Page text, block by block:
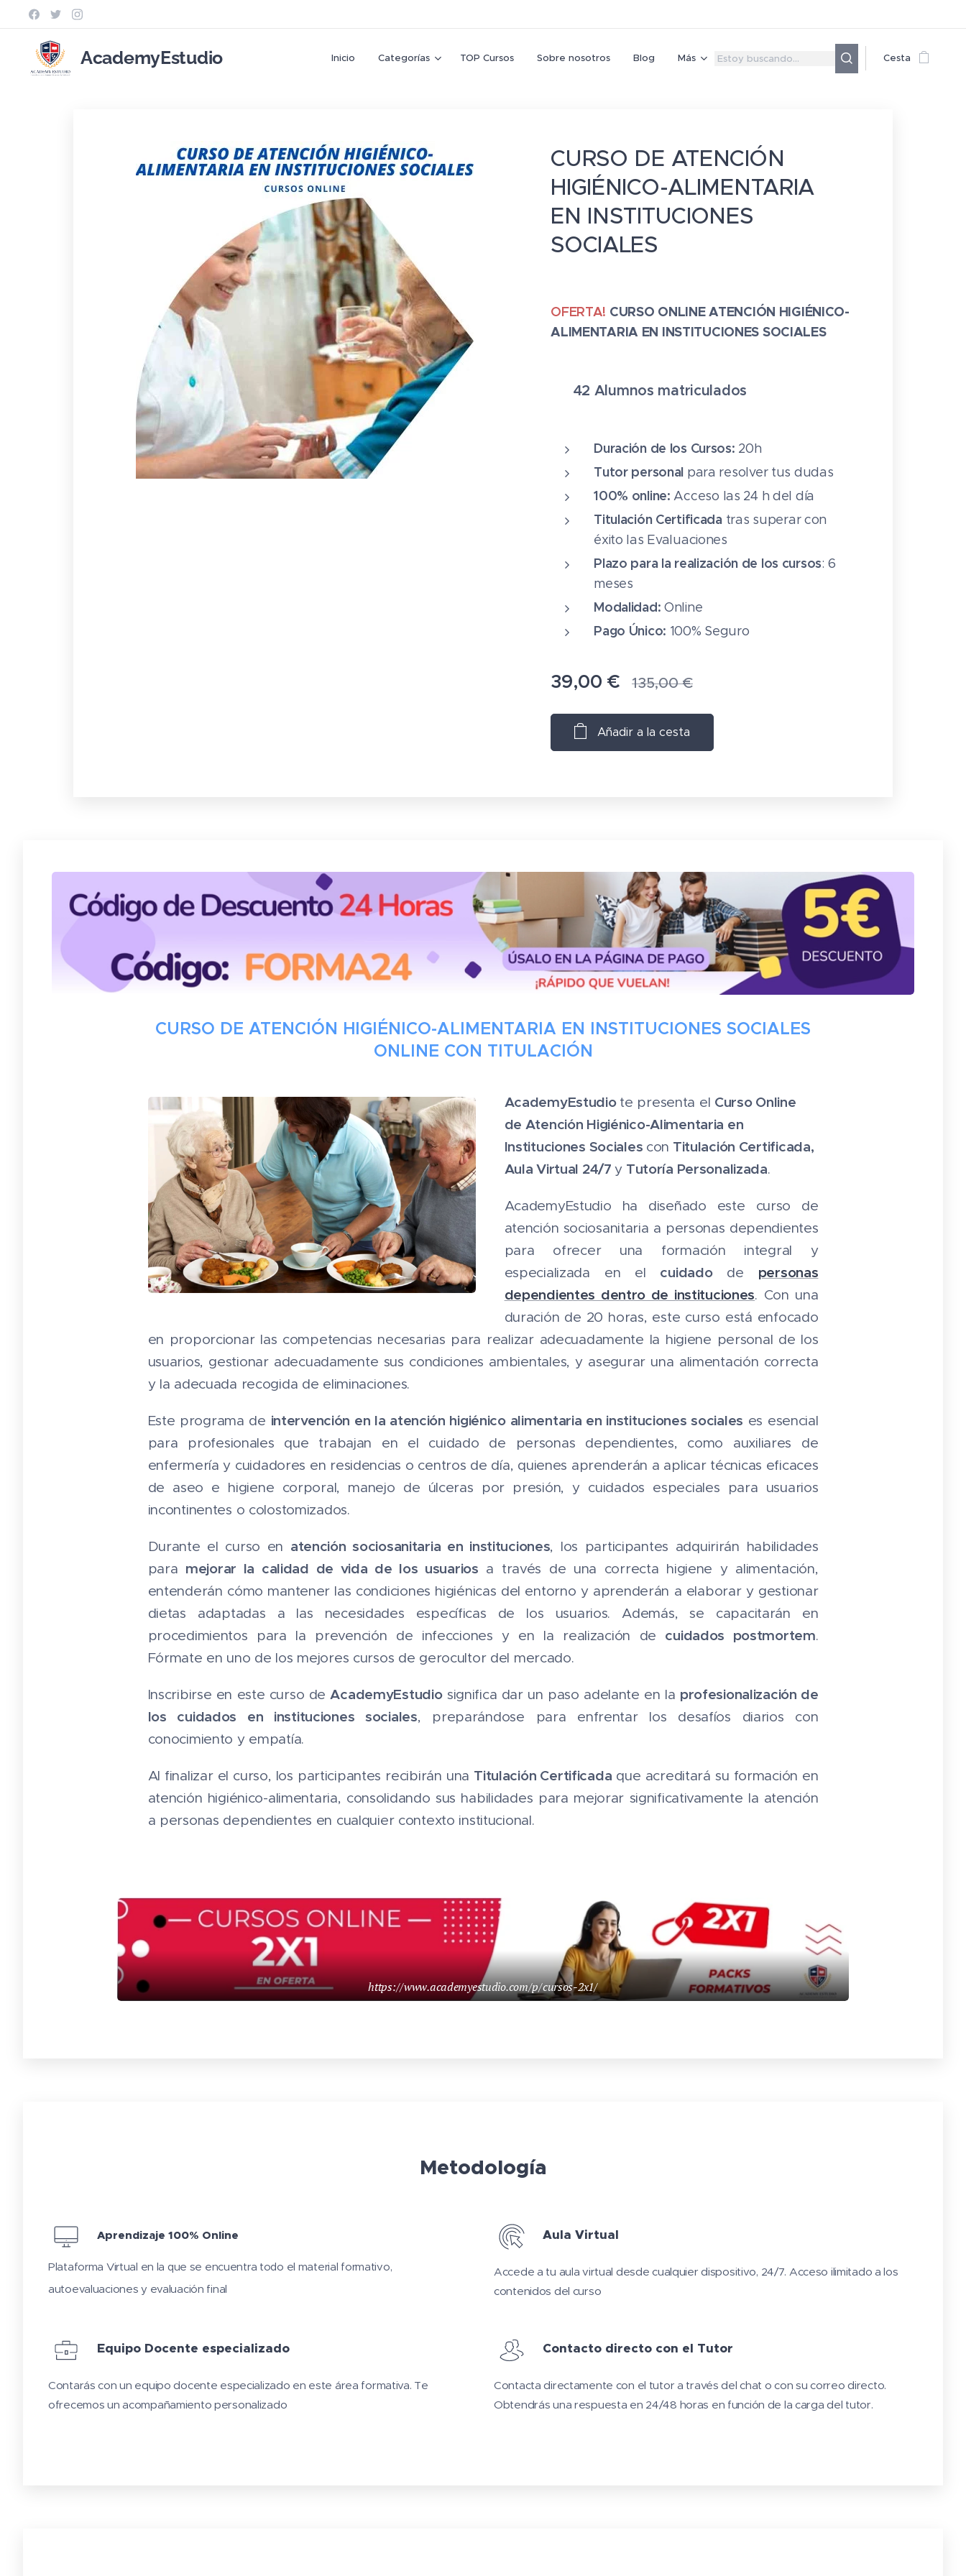
AcademyEstudio Inicio Categorías TOP Cursos Sobre nosotros Blog Más Cesta
CURSO DE ATENCIÓN
HIGIÉNICO-ALIMENTARIA
EN INSTITUCIONES
SOCIALES
OFERTA! CURSO ONLINE ATENCIÓN HIGIÉNICO-
ALIMENTARIA EN INSTITUCIONES SOCIALES
✔ 42 Alumnos matriculados
Duración de los Cursos: 20h
Tutor personal para resolver tus dudas
100% online: Acceso las 24 h del día
Titulación Certificada tras superar con
éxito las Evaluaciones
Plazo para la realización de los cursos: 6
meses
Modalidad: Online
Pago Único: 100% Seguro
39,00 € 135,00€
Añadir a la cesta
CURSO DE ATENCIÓN HIGIÉNICO-ALIMENTARIA EN INSTITUCIONES SOCIALES
ONLINE CON TITULACIÓN
AcademyEstudio te presenta el Curso Online
de Atención Higiénico-Alimentaria en
Instituciones Sociales con Titulación Certificada,
Aula Virtual 24/7y Tutoría Personalizada.
AcademyEstudio ha diseñado este curso de
atención sociosanitaria a personas dependientes
para ofrecer una formación integral y
especializada en el cuidadode personas
dependientes dentro de instituciones. Con una
duración de 20 horas, este curso está enfocado
en proporcionar las competencias necesarias para realizar adecuadamente la higiene personal de los
usuarios, gestionar adecuadamente sus condiciones ambientales, y asegurar una alimentación correcta
y la adecuada recogida de eliminaciones.
Este programa de intervención en la atención higiénico alimentaria en instituciones sociales es esencial
para profesionales que trabajan en el cuidado de personas dependientes, como auxiliares de
enfermería y cuidadores en residencias o centros de día, quienes aprenderán a aplicar técnicas eficaces
de aseo e higiene corporal, manejo de úlceras por presión, y cuidados especiales para usuarios
incontinentes o colostomizados.
Durante el curso en atención sociosanitaria en instituciones, los participantes adquirirán habilidades
para mejorar la calidad de vida de los usuarios a través de una correcta higiene y alimentación,
entenderán cómo mantener las condiciones higiénicas del entorno y aprenderán a elaborar y gestionar
dietas adaptadas a las necesidades específicas de los usuarios. Además, se capacitarán en
procedimientos para la prevención de infecciones y en la realización de cuidados postmortem.
Fórmate en uno de los mejores cursos de gerocultor del mercado.
Inscribirse en este curso deAcademyEstudiosignifica dar un paso adelante en la profesionalización de
los cuidados en instituciones sociales, preparándose para enfrentar los desafíos diarios con
conocimiento y empatía.
Al finalizar el curso, los participantes recibirán una Titulación Certificada que acreditará su formación en
atención higiénico-alimentaria, consolidando sus habilidades para mejorar significativamente la atención
a personas dependientes en cualquier contexto institucional.
https://www.academyestudio.com/p/cursos-2x1/
Metodología
Aprendizaje 100% Online
Plataforma Virtual en la que se encuentra todo el material formativo,
autoevaluaciones y evaluación final
Aula Virtual
Accede a tu aula virtual desde cualquier dispositivo, 24/7. Acceso ilimitado a los
contenidos del curso
Equipo Docente especializado
Contarás con un equipo docente especializado en este área formativa. Te
ofrecemos un acompañamiento personalizado
Contacto directo con el Tutor
Contacta directamente con el tutor a través del chat o con su correo directo.
Obtendrás una respuesta en 24/48 horas en función de la carga del tutor.